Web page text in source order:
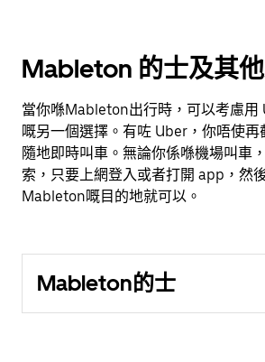
Mableton 的士及其
當你喺Mableton出行時，可以考慮用
嘅另一個選擇。有咗 Uber，你唔使
隨地即時叫車。無論你係喺機場叫車
索，只要上網登入或者打開 app，然
Mableton嘅目的地就可以。
Mableton的士